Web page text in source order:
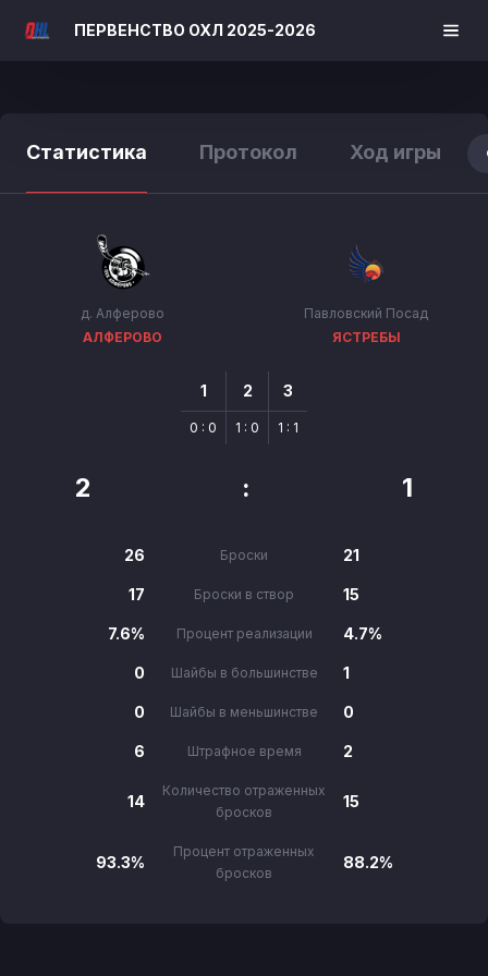
ПЕРВЕНСТВО ОХЛ 2025-2026
Статистика Протокол Ход игры
д. Алферово
АЛФЕРОВО
Павловский Посад
ЯСТРЕБЫ
1
0 : 0
2
1 : 0
3
1 : 1
2 : 1
26 Броски 21
17 Броски в створ 15
7.6% Процент реализации 4.7%
0 Шайбы в большинстве 1
0 Шайбы в меньшинстве 0
6 Штрафное время 2
14
Количество отраженных
бросков
15
93.3%
Процент отраженных
бросков
88.2%